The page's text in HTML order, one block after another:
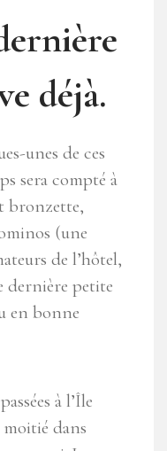
déjà.
unes de ces
sera compté à
bronzette,
(une
de l’hôtel,
dernière petite
en bonne
à l’Île
moitié dans